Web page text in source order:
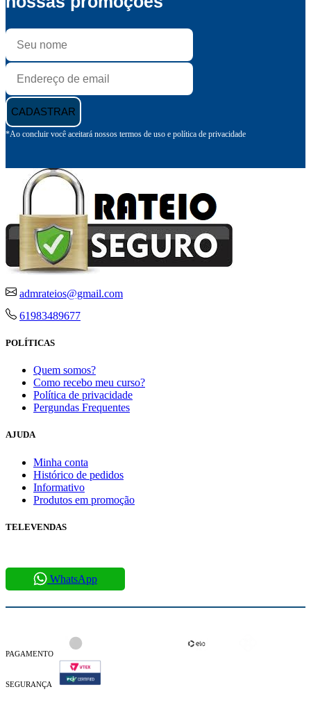
CADASTRAR
*Ao concluir você aceitará nossos termos de uso e política de privacidade
admrateios@gmail.com
61983489677
POLÍTICAS
Quem somos?
Como recebo meu curso?
Política de privacidade
Pergundas Frequentes
AJUDA
Minha conta
Histórico de pedidos
Informativo
Produtos em promoção
TELEVENDAS
WhatsApp
PAGAMENTO
SEGURANÇA